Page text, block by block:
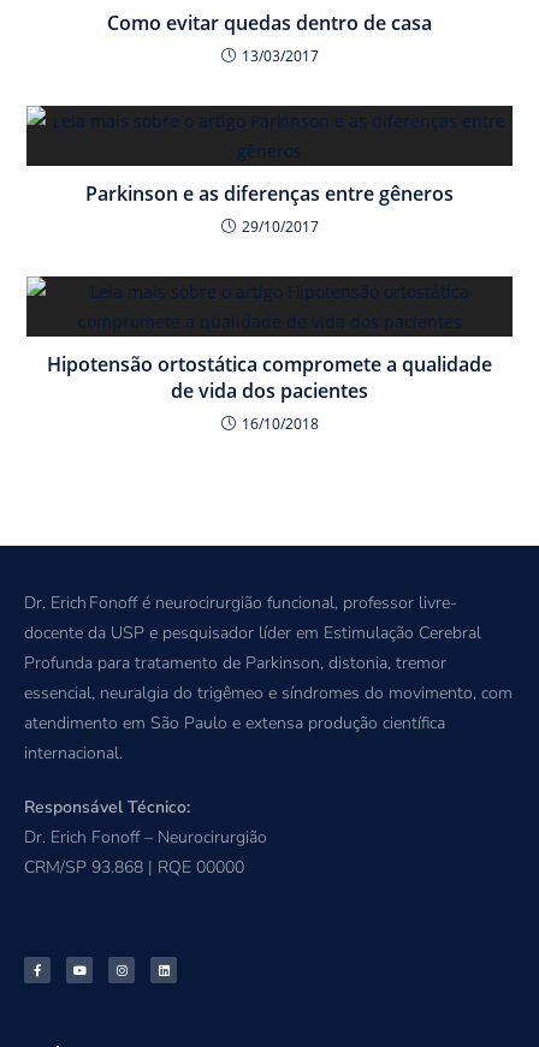
Como evitar quedas dentro de casa
13/03/2017
Parkinson e as diferenças entre gêneros
29/10/2017
Hipotensão ortostática compromete a qualidade
de vida dos pacientes
16/10/2018
Dr. Erich Fonoff é neurocirurgião funcional, professor livre-
docente da USP e pesquisador líder em Estimulação Cerebral
Profunda para tratamento de Parkinson, distonia, tremor
essencial, neuralgia do trigêmeo e síndromes do movimento, com
atendimento em São Paulo e extensa produção científica
internacional.
Responsável Técnico:
Dr. Erich Fonoff – Neurocirurgião
CRM/SP 93.868 | RQE 00000